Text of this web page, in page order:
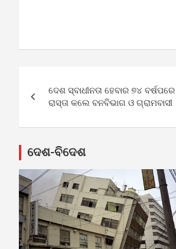
navigation
ଦେଶ ସ୍ବାଧୀନତା ହେବାର ୭୪
ରାସ୍ତା କଲେ ବନବିଭାଗ ଓ ଗ୍ରାମବାସୀ
ଦେଶ-ବିଦେଶ